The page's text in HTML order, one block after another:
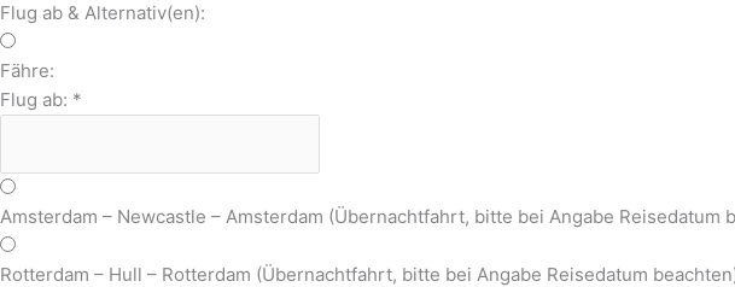
Flug ab & Alternativ(en):
Fähre:
Flug ab: *
Amsterdam – Newcastle – Amsterdam (Übernachtfahrt, bitte bei Angabe Reisedatum
Rotterdam – Hull – Rotterdam (Übernachtfahrt, bitte bei Angabe Reisedatum